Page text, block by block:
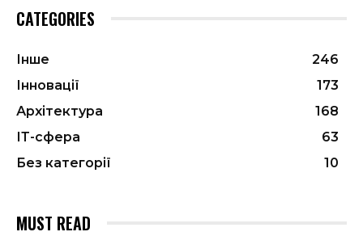
CATEGORIES
Інше
246
Інновації
173
Архітектура
168
ІТ-сфера
63
Без категорії
10
MUST READ